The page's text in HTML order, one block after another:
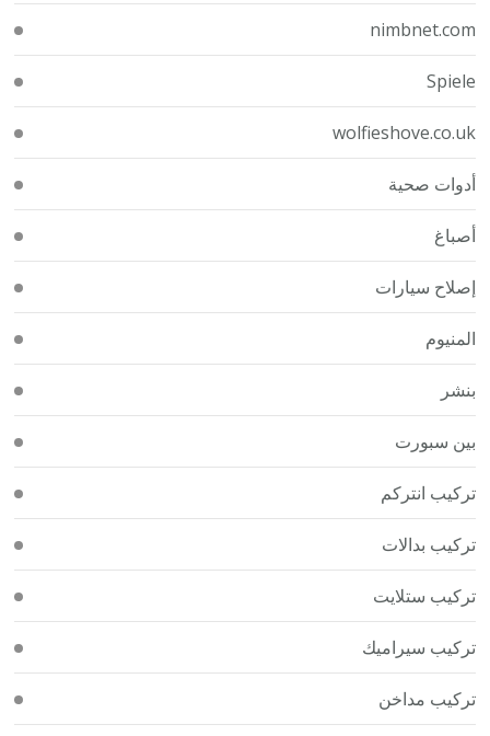
nimbnet.com
Spiele
wolfieshove.co.uk
أدوات صحية
أصباغ
إصلاح سيارات
المنيوم
بنشر
بين سبورت
تركيب انتركم
تركيب بدالات
تركيب ستلايت
تركيب سيراميك
تركيب مداخن